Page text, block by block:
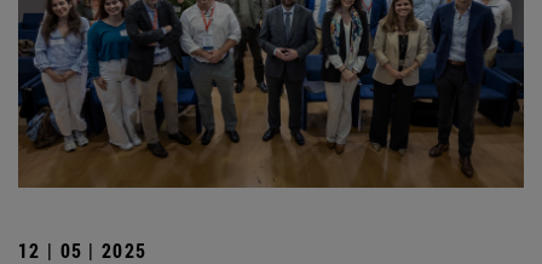
12 | 05 | 2025